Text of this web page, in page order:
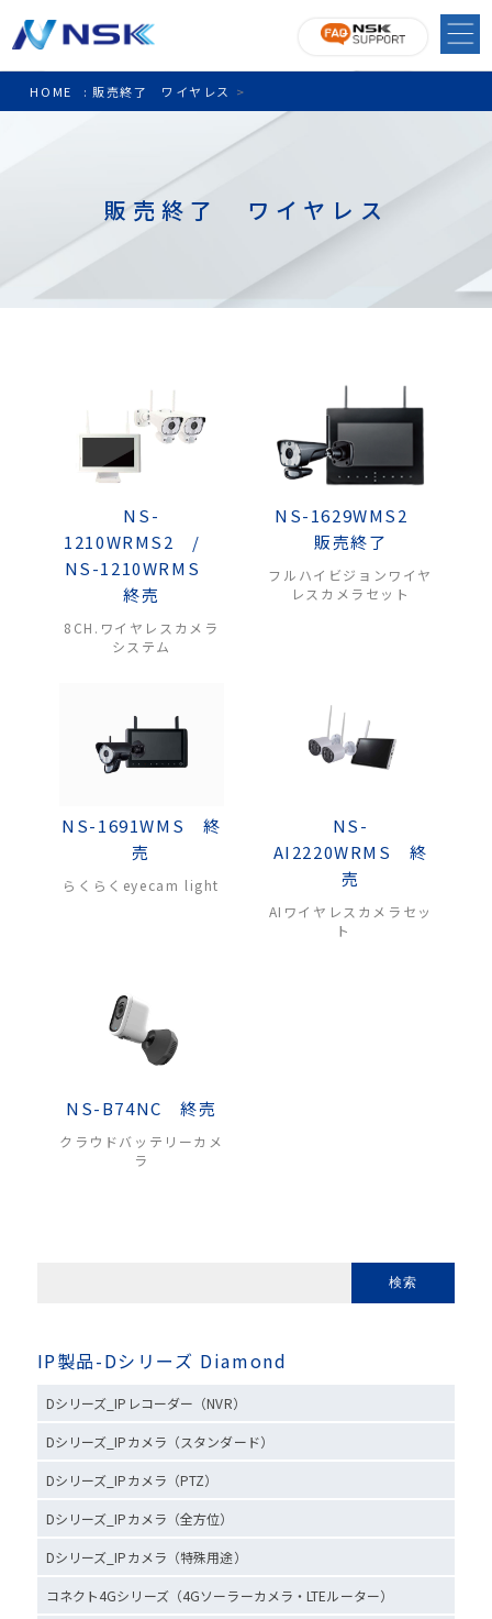
HOME >
: 販売終了 ワイヤレス
販売終了 ワイヤレス
NS-
1210WRMS2 /
NS-1210WRMS
終売
8CH.ワイヤレスカメラ
システム
NS-1629WMS2
販売終了
フルハイビジョンワイヤ
レスカメラセット
NS-1691WMS 終
売
らくらくeyecam light
NS-
AI2220WRMS 終
売
AIワイヤレスカメラセッ
ト
NS-B74NC 終売
クラウドバッテリーカメ
ラ
IP製品-Dシリーズ Diamond
Dシリーズ_IPレコーダー（NVR）
Dシリーズ_IPカメラ（スタンダード）
Dシリーズ_IPカメラ（PTZ）
Dシリーズ_IPカメラ（全方位）
Dシリーズ_IPカメラ（特殊用途）
コネクト4Gシリーズ（4Gソーラーカメラ・LTEルーター）